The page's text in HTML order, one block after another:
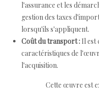
l'assurance et les
gestion des taxes
lorsqu'ils s'appliquent.
Coût du transport : Il est
caractéristiques de
l'acquisition.
Cette œuvre est